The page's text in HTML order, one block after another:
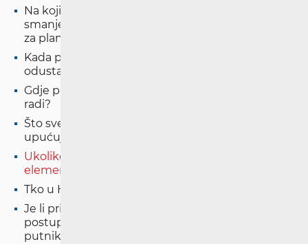
Na koji način putnici s invaliditetom ili sa
smanjenom pokretljivosti mogu zatražiti pomoć
za planirano putovanje vlakom?
Kada putnik ima pravo na povrat novca u slučaju
odustajanja od putovanja?
Gdje putnik može kupiti kartu, ako blagajna ne
radi?
Što sve mora sadržavati zahtjev koji putnik
upućuje HAKOM-u?
Ukoliko zahtjev putnika ne sadrži bitne
elemente, hoće li biti odmah odbačen?
Tko u HAKOM-u rješava zahtjeve putnika?
Je li prijevoznik, odnosno HAKOM, dužan
postupati po reklamaciji/prigovoru/zahtjevu
putnika ako je isti podnesen izvan roka?